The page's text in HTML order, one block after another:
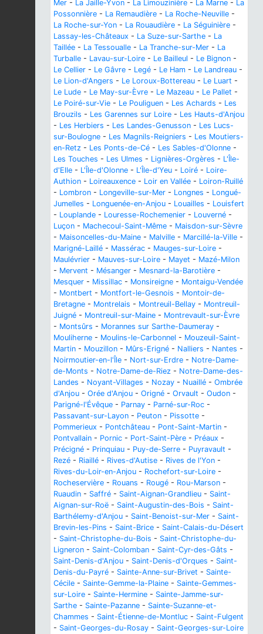
Mer - La Jaille-Yvon - La Limouzinière - La Marne - La
Possonnière - La Remaudière - La Roche-Neuville -
La Roche-sur-Yon - La Rouaudière - La Séguinière -
Lassay-les-Châteaux - La Suze-sur-Sarthe - La
Taillée - La Tessoualle - La Tranche-sur-Mer - La
Turballe - Lavau-sur-Loire - Le Bailleul - Le Bignon -
Le Cellier - Le Gâvre - Legé - Le Ham - Le Landreau -
Le Lion-d'Angers - Le Loroux-Bottereau - Le Luart -
Le Lude - Le May-sur-Èvre - Le Mazeau - Le Pallet -
Le Poiré-sur-Vie - Le Pouliguen - Les Achards - Les
Brouzils - Les Garennes sur Loire - Les Hauts-d'Anjou
- Les Herbiers - Les Landes-Genusson - Les Lucs-
sur-Boulogne - Les Magnils-Reigniers - Les Moutiers-
en-Retz - Les Ponts-de-Cé - Les Sables-d'Olonne -
Les Touches - Les Ulmes - Lignières-Orgères - L'Île-
d'Elle - L'Île-d'Olonne - L'Île-d'Yeu - Loiré - Loire-
Authion - Loireauxence - Loir en Vallée - Loiron-Ruillé
- Lombron - Longeville-sur-Mer - Longnes - Longué-
Jumelles - Longuenée-en-Anjou - Louailles - Louisfert
- Louplande - Louresse-Rochemenier - Louverné -
Luçon - Machecoul-Saint-Même - Maisdon-sur-Sèvre
- Maisoncelles-du-Maine - Malville - Marcillé-la-Ville -
Marigné-Laillé - Massérac - Mauges-sur-Loire -
Maulévrier - Mauves-sur-Loire - Mayet - Mazé-Milon
- Mervent - Mésanger - Mesnard-la-Barotière -
Mesquer - Missillac - Monsireigne - Montaigu-Vendée
- Montbert - Montfort-le-Gesnois - Montoir-de-
Bretagne - Montrelais - Montreuil-Bellay - Montreuil-
Juigné - Montreuil-sur-Maine - Montrevault-sur-Èvre
- Montsûrs - Morannes sur Sarthe-Daumeray -
Mouliherne - Moulins-le-Carbonnel - Mouzeuil-Saint-
Martin - Mouzillon - Mûrs-Erigné - Nalliers - Nantes -
Noirmoutier-en-l'Île - Nort-sur-Erdre - Notre-Dame-
de-Monts - Notre-Dame-de-Riez - Notre-Dame-des-
Landes - Noyant-Villages - Nozay - Nuaillé - Ombrée
d'Anjou - Orée d'Anjou - Origné - Orvault - Oudon -
Parigné-l'Évêque - Parnay - Parné-sur-Roc -
Passavant-sur-Layon - Peuton - Pissotte -
Pommerieux - Pontchâteau - Pont-Saint-Martin -
Pontvallain - Pornic - Port-Saint-Père - Préaux -
Précigné - Prinquiau - Puy-de-Serre - Puyravault -
Rezé - Riaillé - Rives-d'Autise - Rives de l'Yon -
Rives-du-Loir-en-Anjou - Rochefort-sur-Loire -
Rocheservière - Rouans - Rougé - Rou-Marson -
Ruaudin - Saffré - Saint-Aignan-Grandlieu - Saint-
Aignan-sur-Roë - Saint-Augustin-des-Bois - Saint-
Barthélemy-d'Anjou - Saint-Benoist-sur-Mer - Saint-
Brevin-les-Pins - Saint-Brice - Saint-Calais-du-Désert
- Saint-Christophe-du-Bois - Saint-Christophe-du-
Ligneron - Saint-Colomban - Saint-Cyr-des-Gâts -
Saint-Denis-d'Anjou - Saint-Denis-d'Orques - Saint-
Denis-du-Payré - Sainte-Anne-sur-Brivet - Sainte-
Cécile - Sainte-Gemme-la-Plaine - Sainte-Gemmes-
sur-Loire - Sainte-Hermine - Sainte-Jamme-sur-
Sarthe - Sainte-Pazanne - Sainte-Suzanne-et-
Chammes - Saint-Étienne-de-Montluc - Saint-Fulgent
- Saint-Georges-du-Rosay - Saint-Georges-sur-Loire